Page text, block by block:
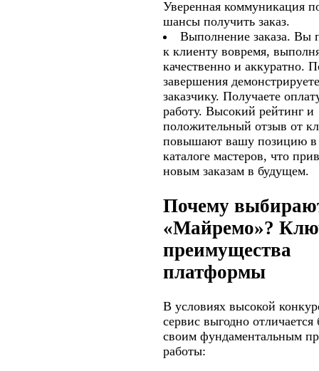
Уверенная коммуникация
шансы получить заказ.
Выполнение заказа. Вы
к клиенту вовремя,
качественно и аккуратно.
завершения
заказчику. Получаете
работу. Высокий рейтинг и
положительный отзыв от
повышают вашу позицию
каталоге мастеров, что
новым заказам в будущем.
Почему
«Майремо»?
преимущества
платформы
В условиях высокой
сервис выгодно отличается
своим фундаментальным
работы: